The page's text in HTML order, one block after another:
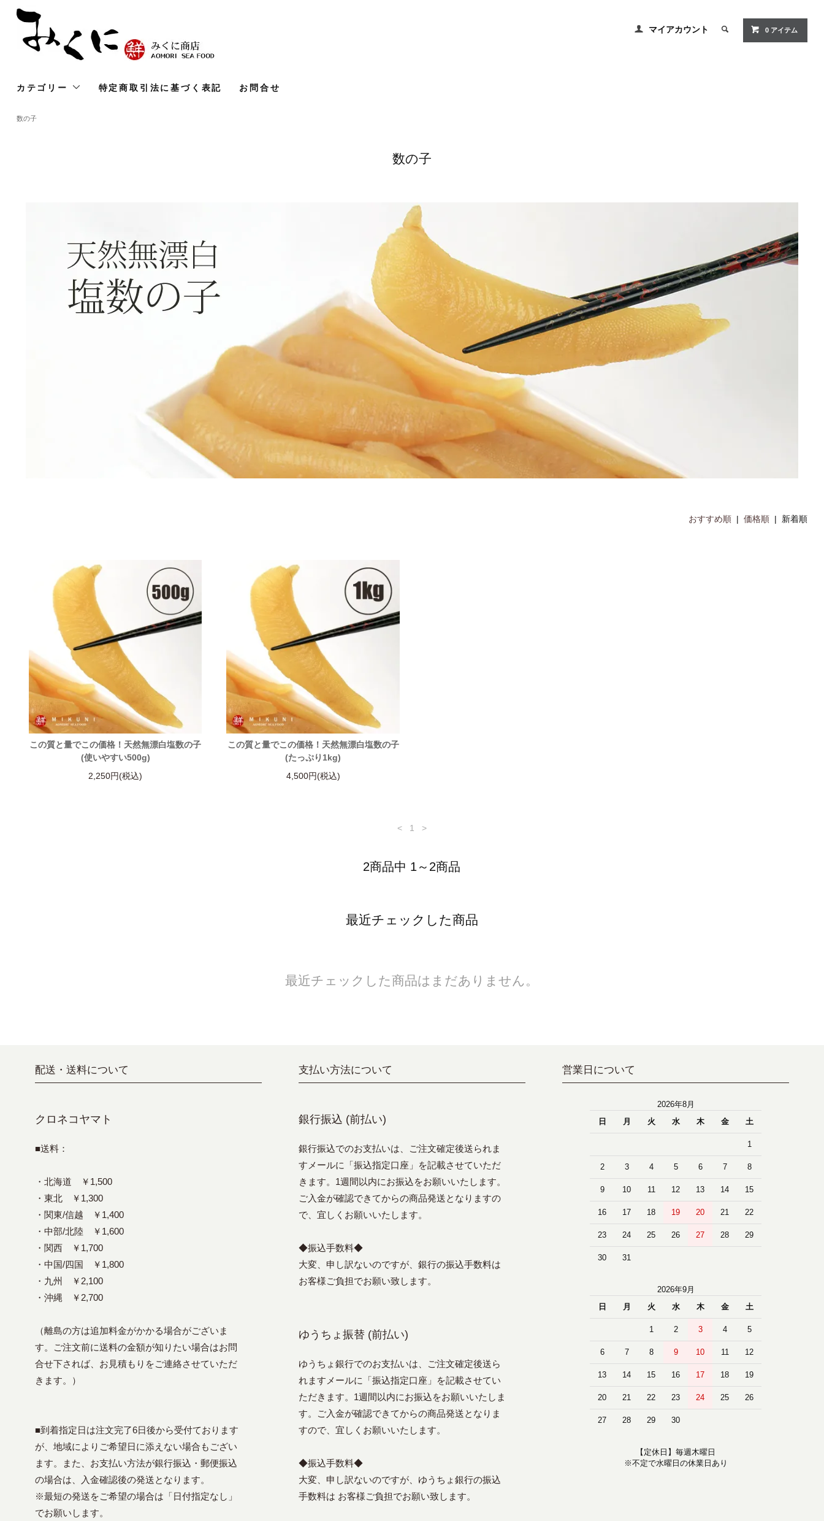
マイアカウント 0 アイテム
カテゴリー 特定商取引法に基づく表記 お問合せ
数の子
数の子
おすすめ順 |価格順 | 新着順
この質と量でこの価格！天然無漂白塩数の子
(使いやすい500g)
2,250円(税込)
この質と量でこの価格！天然無漂白塩数の子
(たっぷり1kg)
4,500円(税込)
< 1 >
2商品中 1～2商品
最近チェックした商品
最近チェックした商品はまだありません。
配送・送料について
クロネコヤマト
■送料：
・北海道 ￥1,500
・東北 ￥1,300
・関東/信越 ￥1,400
・中部/北陸 ￥1,600
・関西 ￥1,700
・中国/四国 ￥1,800
・九州 ￥2,100
・沖縄 ￥2,700
（離島の方は追加料金がかかる場合がございま
す。ご注文前に送料の金額が知りたい場合はお問
合せ下されば、お見積もりをご連絡させていただ
きます。）
■到着指定日は注文完了6日後から受付ております
が、地域によりご希望日に添えない場合もござい
ます。また、お支払い方法が銀行振込・郵便振込
の場合は、入金確認後の発送となります。
※最短の発送をご希望の場合は「日付指定なし」
でお願いします。
支払い方法について
銀行振込 (前払い)
銀行振込でのお支払いは、ご注文確定後送られま
すメールに「振込指定口座」を記載させていただ
きます。1週間以内にお振込をお願いいたします。
ご入金が確認できてからの商品発送となりますの
で、宜しくお願いいたします。
◆振込手数料◆
大変、申し訳ないのですが、銀行の振込手数料は
お客様ご負担でお願い致します。
ゆうちょ振替 (前払い)
ゆうちょ銀行でのお支払いは、ご注文確定後送ら
れますメールに「振込指定口座」を記載させてい
ただきます。1週間以内にお振込をお願いいたしま
す。ご入金が確認できてからの商品発送となりま
すので、宜しくお願いいたします。
◆振込手数料◆
大変、申し訳ないのですが、ゆうちょ銀行の振込
手数料は お客様ご負担でお願い致します。
営業日について
2026年8月
日
月 火 水 木 金 土
1
2 3 4 5 6 7 8
9 10 11 12 13 14 15
16 17 18 19 20 21 22
23 24 25 26 27 28 29
30 31
2026年9月
日
月 火 水 木 金 土
1 2 3 4 5
6 7 8 9 10 11 12
13 14 15 16 17 18 19
20 21 22 23 24 25 26
27 28 29 30
【定休日】毎週木曜日
※不定で水曜日の休業日あり